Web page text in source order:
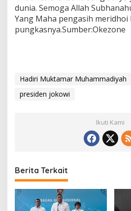
dunia. Semoga Allah
Yang Maha pengasih meridhoi
pungkasnya.Sumber:Okezone
Hadiri Muktamar Muhammadiyah
presiden jokowi
Ikuti Kami
Berita Terkait